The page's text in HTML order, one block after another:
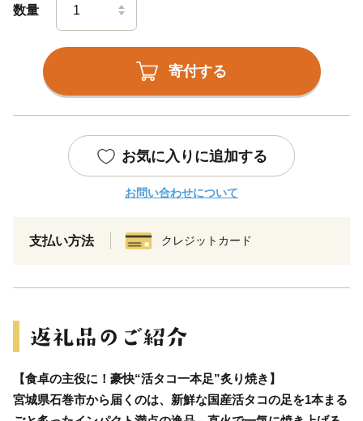
数量
寄付する
お気に入りに追加する
お問い合わせについて
支払い方法 クレジットカード
【食卓の主役に！豪快“活タコ一本足”炙り焼き】
宮城県石巻市から届くのは、新鮮な国産活タコの足を1本まる